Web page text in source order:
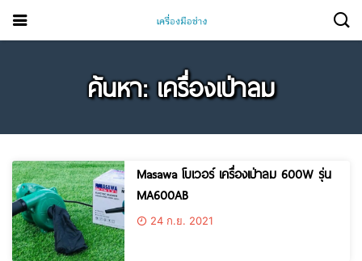
ค้นหา: เครื่องเป่าลม
Masawa โบเวอร์ เครื่องเป่าลม 600W รุ่น
MA600AB
24 ก.ย. 2021